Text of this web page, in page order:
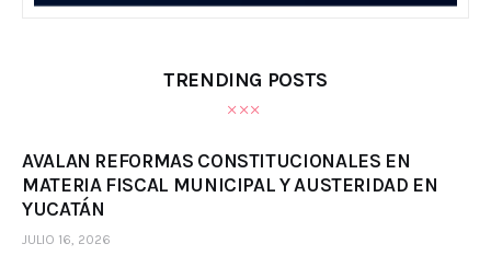
TRENDING POSTS
AVALAN REFORMAS CONSTITUCIONALES EN
MATERIA FISCAL MUNICIPAL Y AUSTERIDAD EN
YUCATÁN
JULIO 16, 2026